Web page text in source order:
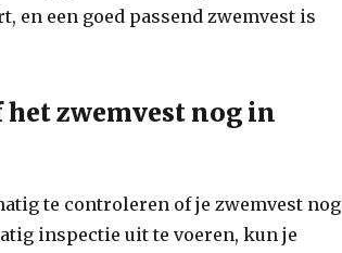
en een goed passend zwemvest is
zwemvest nog in
te controleren of je zwemvest nog
inspectie uit te voeren, kun je